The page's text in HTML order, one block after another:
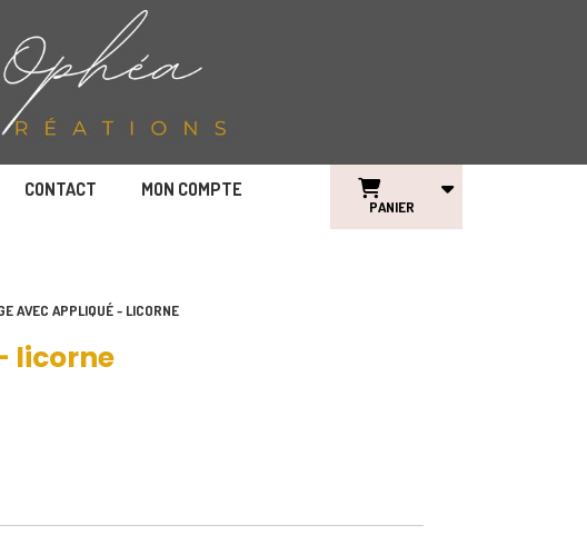
CONTACT MON COMPTE
PANIER
AVEC APPLIQUÉ - LICORNE
licorne